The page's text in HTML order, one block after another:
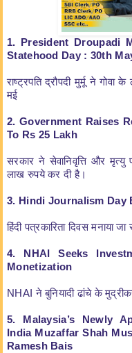
1. President Droupadi
Statehood Day : 30th
राष्ट्रपति द्रौपदी मुर्मू ने गोवा
मई
2. Government Raises
To Rs 25 Lakh
सरकार ने सेवानिवृत्ति और मृत्यु
लाख रुपये कर दी है।
3. Hindi Journalism Day
हिंदी पत्रकारिता दिवस मनाया
4. NHAI Seeks
Monetization
NHAI ने बुनियादी ढांचे के
5. Malaysia’s Newly
India Muzaffar Shah
Ramesh Bais